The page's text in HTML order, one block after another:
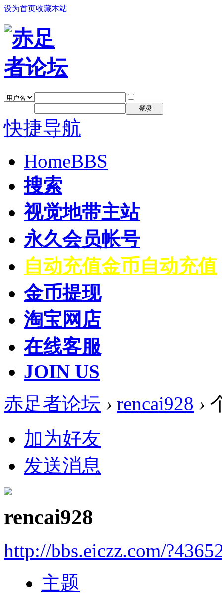
设为首页收藏本站
登录
快捷导航
HomeBBS
搜索
视觉地带主站
永久会员帐号
自动充值金币自动充值
金币提现
淘宝网店
在线客服
JOIN US
赤足者论坛 › rencai928 ›
加为好友
发送消息
rencai928
http://bbs.eiczz.com/
主题